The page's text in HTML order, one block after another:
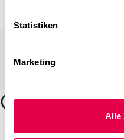
Statistiken
Marketing
Alle